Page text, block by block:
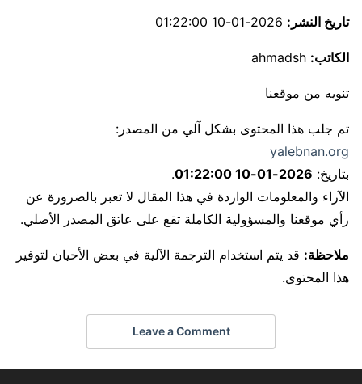
تاريخ النشر: 2026-01-10 01:22:00
الكاتب: ahmadsh
تنويه من موقعنا
تم جلب هذا المحتوى بشكل آلي من المصدر:
yalebnan.org
بتاريخ: 2026-01-10 01:22:00
.
الآراء والمعلومات الواردة في هذا المقال لا تعبر بالضرورة عن
رأي موقعنا والمسؤولية الكاملة تقع على عاتق المصدر الأصلي.
ملاحظة: قد يتم استخدام الترجمة الآلية في بعض الأحيان لتوفير
هذا المحتوى.
Leave a Comment